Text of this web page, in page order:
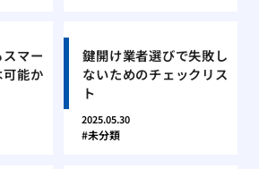
マー
可能か
鍵開け業者選びで失敗し
ないためのチェックリス
ト
2025.05.30
未分類